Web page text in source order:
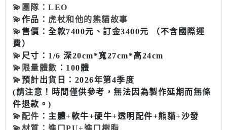
💫 團隊：LEO
💫作品： 虎杖和他的熊貓故事
💫售價：全款7400元、訂金3400元 （不含國際運
費）
💫 尺寸：1/6 深20cm*寬27cm*高24cm
💫 限量體數 ：100體
💫預計出貨日：2026年第4季度
(請注意！時間僅供參考，無法因為製作延期而無條
件退款。)
💫 配件 ：主體+軟牛+硬牛+透明配件+熊貓+沙發